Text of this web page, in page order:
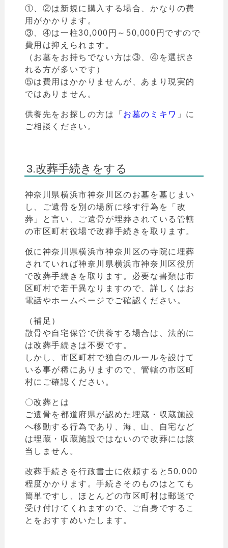
①、②は新規に購入する場合、かなりの費
用がかかります。
③、④は一柱30,000円～50,000円ですので
費用は抑えられます。
（ お墓をお持ちでない方は③、④を選択さ
れる方が多いです）
⑤は費用はかかりませんが、あまり現実的
ではありません。
供養先をお探しの方は「 お墓のミキワ 」 に
ご相談ください。
3.改葬手続きをする
神奈川県横浜市神奈川区のお墓を墓じまい
し、ご遺骨を別の場所に移す行為を「改
葬」と言い、
ご遺骨が埋葬されている管轄
の市区町村役場で改葬手続きを取ります。
仮に 神奈川県横浜市神奈川区の寺院に埋葬
されていれば神奈川県横浜市神奈川
区役所
で改葬手続きを取ります。 必要な書類は市
区町村で若干異なりますので、詳しく はお
電話やホームページでご確認ください。
（補足）
散骨や自宅保管で供養する場合は、法的に
は改葬手続きは不要です。
しかし、市区町村で独自のルールを設けて
いる事が稀にありますので、管轄の市区町
村にご確認ください。
〇改葬とは
ご遺骨を都道府県が認めた埋蔵・収蔵施設
へ移動する行為であり、海、山、自宅など
は埋蔵・収蔵施設ではないので改葬には該
当しません。
改葬手続きを行政書士に依頼すると50,000
程度かかります。手続きそのものはとても
簡単ですし、ほとんどの市区町村は郵送で
受け付けてくれますので、ご自身でするこ
とをおすすめいたします。